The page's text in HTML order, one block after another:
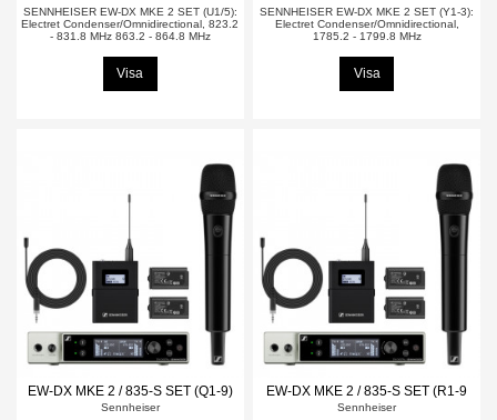
SENNHEISER EW-DX MKE 2 SET (U1/5):
Electret Condenser/Omnidirectional, 823.2
- 831.8 MHz 863.2 - 864.8 MHz
Visa
SENNHEISER EW-DX MKE 2 SET (Y1-3):
Electret Condenser/Omnidirectional,
1785.2 - 1799.8 MHz
Visa
EW-DX MKE 2 / 835-S SET (Q1-9)
Sennheiser
EW-DX MKE 2 / 835-S SET (R1-9
Sennheiser